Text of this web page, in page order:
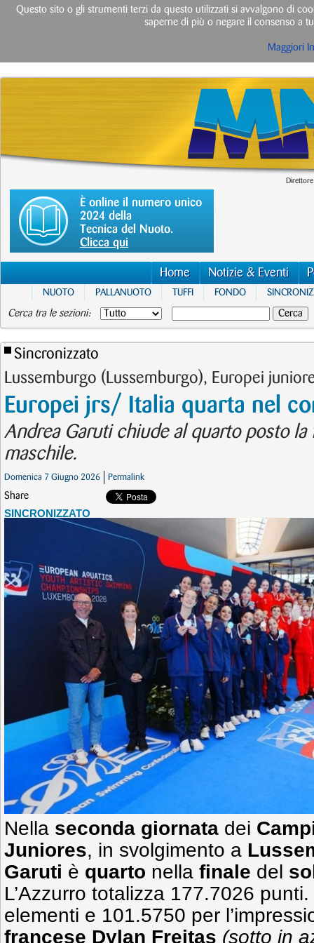
È online il numero unico
2024 della
Tecnica del Nuoto.
Clicca qui
Home Notizie & Eventi
NUOTO PALLANUOTO TUFFI FONDO
Cerca tra le sezioni:
Sincronizzato
Lussemburgo (Lussemburgo), Europei
Europei jrs/ Italia quarta nel
Andrea Garuti chiude al quarto posto
maschile.
Domenica 7 Giugno 2026 Permalink
Share
SINCRONIZZATO
Nella seconda giornata dei
Juniores, in svolgimento a
Garuti è quarto nella finale del
L’Azzurro totalizza 177.7026
elementi e 101.5750 per
francese Dylan Freitas (sotto in
Questo sito o gli strumenti terzi da questo utilizzati si avvalgono di
saperne di più o negare il consenso a
Maggiori